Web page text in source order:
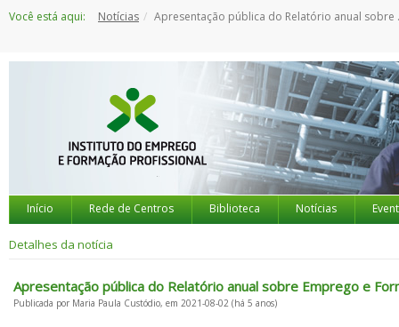
paraVocê está aqui: Notícias Apresentação pública do Relatório anual sobre Emprego e Formação Profissional, 2020
Início Rede de Centros Biblioteca Notícias
Detalhes da notícia
Apresentação pública do Relatório anual sobre Emprego e
Publicada por Maria Paula Custódio, em 2021-08-02 (há 5 anos)